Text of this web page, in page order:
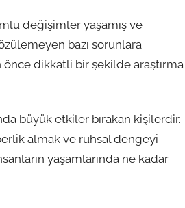
değişimler yaşamış ve
bazı sorunlara
önce dikkatli bir şekilde araştırma
büyük etkiler bırakan kişilerdir.
almak ve ruhsal dengeyi
yaşamlarında ne kadar